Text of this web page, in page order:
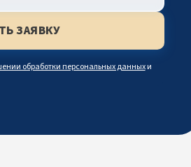
обработки персональных данныхи